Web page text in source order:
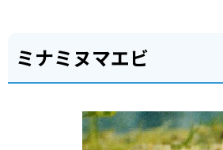
ミナミヌマエビ